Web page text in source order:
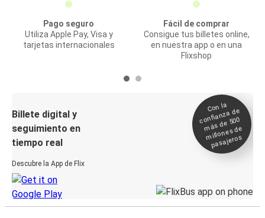
Pago seguro
Utiliza Apple Pay, Visa y
tarjetas internacionales
Fácil de comprar
Consigue tus billetes online,
en nuestra app o en una
Flixshop
Billete digital y
seguimiento en
tiempo real
Descubre la App de Flix
Con la
confianza de
más de 500
millones de
pasajeros